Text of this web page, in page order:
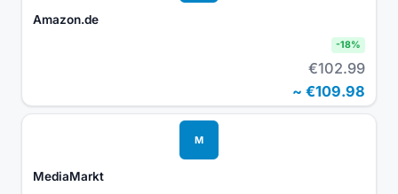
Amazon.de
-18%
€102.99
~ €109.98
M
MediaMarkt